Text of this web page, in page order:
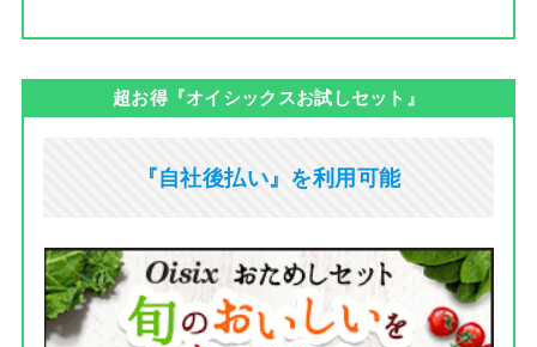
超お得『オイシックスお試しセット』
『自社後払い』を利用可能